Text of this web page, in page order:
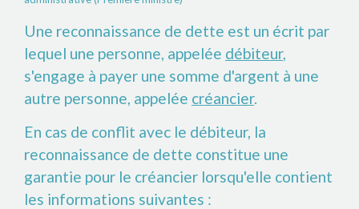
Une reconnaissance de dette est un écrit par
lequel une personne, appelée débiteur,
s'engage à payer une somme d'argent à une
autre personne, appelée créancier.
En cas de conflit avec le débiteur, la
reconnaissance de dette constitue une
garantie pour le créancier lorsqu'elle contient
les informations suivantes :